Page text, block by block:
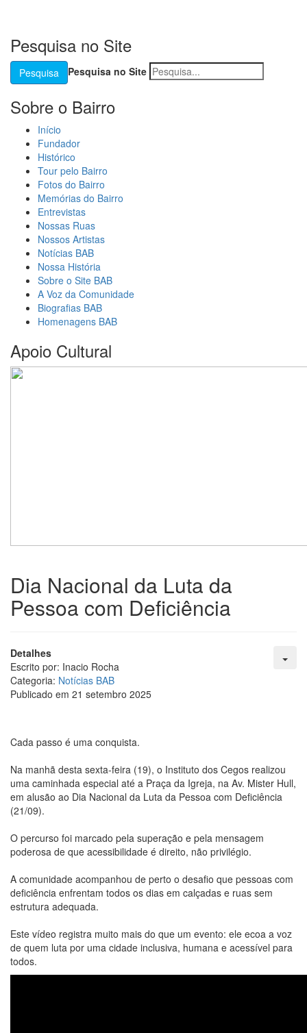
Pesquisa no Site
Pesquisa Pesquisa no Site
Sobre o Bairro
Início
Fundador
Histórico
Tour pelo Bairro
Fotos do Bairro
Memórias do Bairro
Entrevistas
Nossas Ruas
Nossos Artistas
Notícias BAB
Nossa História
Sobre o Site BAB
A Voz da Comunidade
Biografias BAB
Homenagens BAB
Apoio Cultural
Dia Nacional da Luta da
Pessoa com Deficiência
Detalhes
Escrito por: Inacio Rocha
Categoria: Notícias BAB
Publicado em 21 setembro 2025
Cada passo é uma conquista.
Na manhã desta sexta-feira (19), o Instituto dos Cegos realizou
uma caminhada especial até a Praça da Igreja, na Av. Mister Hull,
em alusão ao Dia Nacional da Luta da Pessoa com Deficiência
(21/09).
O percurso foi marcado pela superação e pela mensagem
poderosa de que acessibilidade é direito, não privilégio.
A comunidade acompanhou de perto o desafio que pessoas com
deficiência enfrentam todos os dias em calçadas e ruas sem
estrutura adequada.
Este vídeo registra muito mais do que um evento: ele ecoa a voz
de quem luta por uma cidade inclusiva, humana e acessível para
todos.